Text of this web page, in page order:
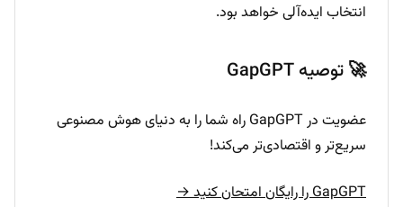
انتخاب ایده‌آلی خواهد بود.
🚀 توصیه GapGPT
عضویت در GapGPT راه شما را به دنیای هوش مصنوعی
سریع‌تر و اقتصادی‌تر می‌کند!
GapGPT را رایگان امتحان کنید →